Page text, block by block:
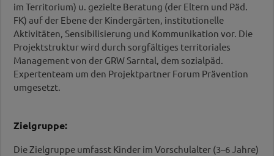
im Territorium) u. gezielte Beratung (der Eltern und Päd.
FK) auf der Ebene der Kindergärten, institutionelle
Aktivitäten, Sensibilisierung und Kommunikation vor. Die
Projektstruktur wird durch sorgfältiges territoriales
Management von der GRW Sarntal, dem sozialpäd.
Expertenteam um den Projektpartner Forum Prävention
umgesetzt.
Zielgruppe:
Die Zielgruppe umfasst Kinder im Vorschulalter (3–6 Jahre)